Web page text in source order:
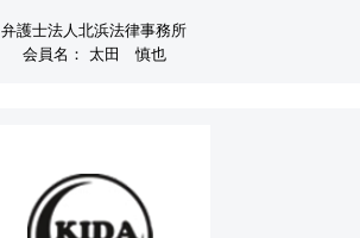
弁護士法人北浜法律事務所
会員名： 太田 慎也